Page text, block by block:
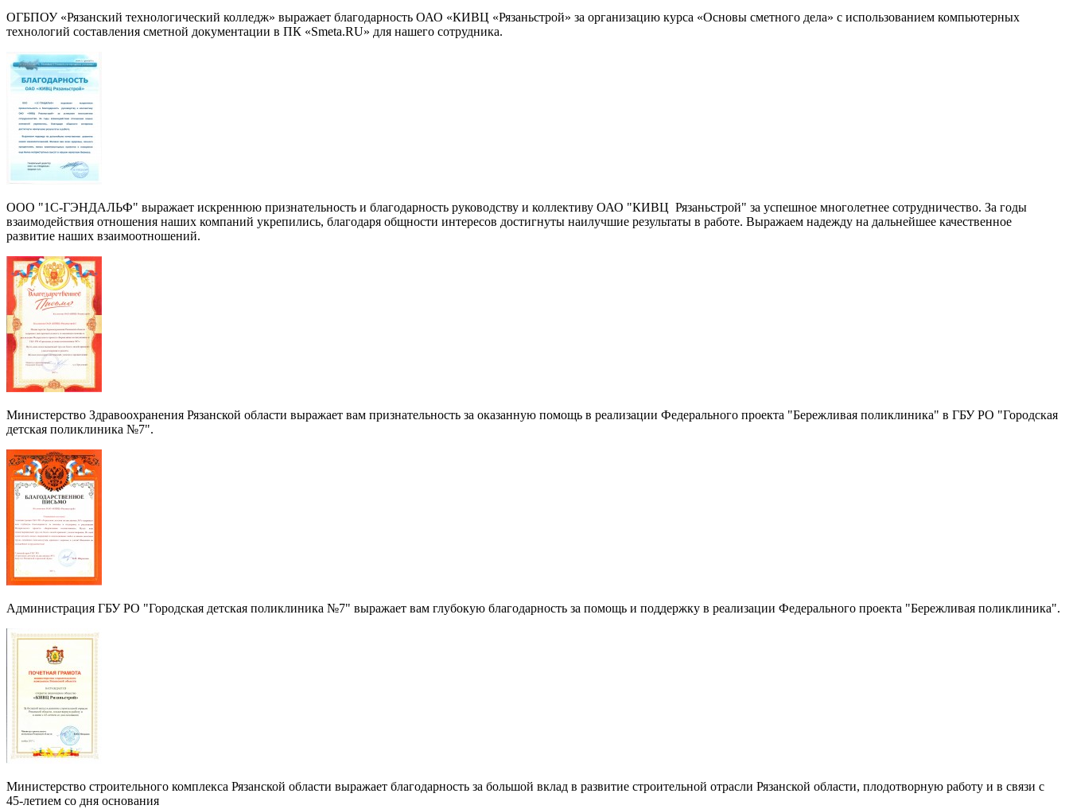
ОГБПОУ «Рязанский технологический колледж» выражает благодарность ОАО «КИВЦ «Рязаньстрой» за организацию курса «Основы сметного дела» с использованием компьютерных
технологий составления сметной документации в ПК «Smeta.RU» для нашего сотрудника.
ООО "1С-ГЭНДАЛЬФ" выражает искреннюю признательность и благодарность руководству и коллективу ОАО "КИВЦ Рязаньстрой" за успешное многолетнее сотрудничество. За годы
взаимодействия отношения наших компаний укрепились, благодаря общности интересов достигнуты наилучшие результаты в работе. Выражаем надежду на дальнейшее качественное
развитие наших взаимоотношений.
Министерство Здравоохранения Рязанской области выражает вам признательность за оказанную помощь в реализации Федерального проекта "Бережливая поликлиника" в ГБУ РО "Городская
детская поликлиника №7".
Администрация ГБУ РО "Городская детская поликлиника №7" выражает вам глубокую благодарность за помощь и поддержку в реализации Федерального проекта "Бережливая поликлиника".
Министерство строительного комплекса Рязанской области выражает благодарность за большой вклад в развитие строительной отрасли Рязанской области, плодотворную работу и в связи с
45-летием со дня основания